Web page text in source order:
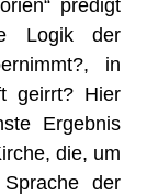
predigt
Logik der
in
geirrt? Hier
Ergebnis
die, um
der